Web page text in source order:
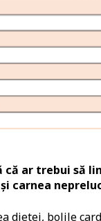
că ar trebui să
carnea
dietei, bolile